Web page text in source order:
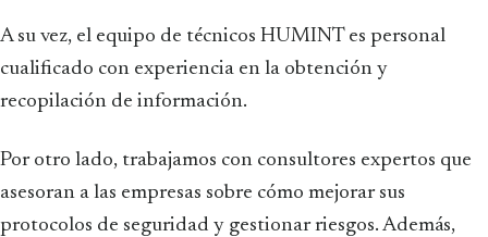
A su vez, el equipo de técnicos HUMINT es personal
cualificado con experiencia en la obtención y
recopilación de información.
Por otro lado, trabajamos con consultores expertos que
asesoran a las empresas sobre cómo mejorar sus
protocolos de seguridad y gestionar riesgos. Además,